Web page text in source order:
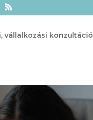
vállalkozási konzultáció